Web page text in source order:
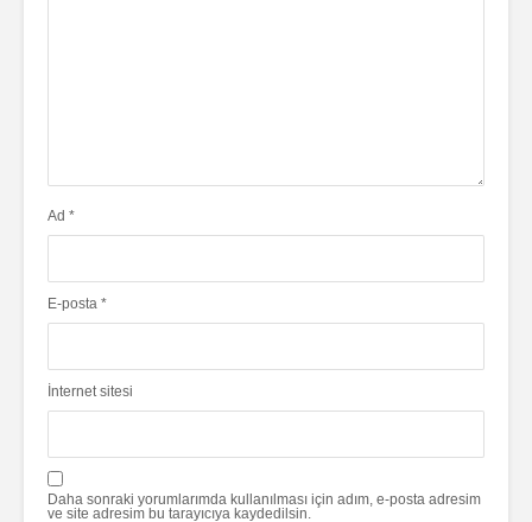
Ad *
E-posta *
İnternet sitesi
Daha sonraki yorumlarımda kullanılması için adım, e-posta adresim
ve site adresim bu tarayıcıya kaydedilsin.